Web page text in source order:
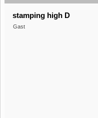
stamping high D
Gast